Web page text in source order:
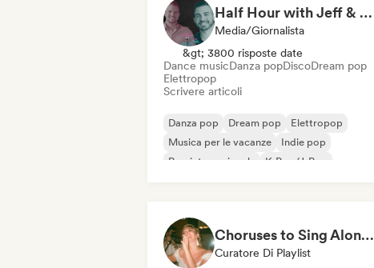
Half Hour with Jeff & Richie (An Entertainment Podcast)
Media/Giornalista
&gt; 3800 risposte date
Dance musicDanza popDiscoDream pop
Elettropop
Scrivere articoli
Danza pop Dream pop
Elettropop
Musica per le vacanze
Indie pop
Pop internazionale
K-Pop/J-Pop
Choruses to Sing Along To
Curatore Di Playlist